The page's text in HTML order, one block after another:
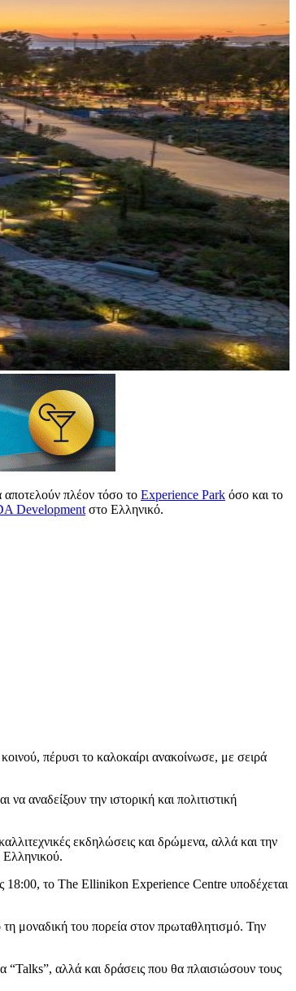
αποτελούν πλέον τόσο το Experience Park όσο και το
Development στο Ελληνικό.
πέρυσι το καλοκαίρι ανακοίνωσε, με σειρά
αναδείξουν την ιστορική και πολιτιστική
εκδηλώσεις και δρώμενα, αλλά και την
Ελληνικού.
το The Ellinikon Experience Centre υποδέχεται
μοναδική του πορεία στον πρωταθλητισμό. Την
“Talks”, αλλά και δράσεις που θα πλαισιώσουν τους